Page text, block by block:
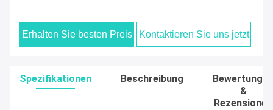
Erhalten Sie besten Preis Kontaktieren Sie uns jetzt
Spezifikationen Beschreibung
Bewertungen
&
Rezensionen